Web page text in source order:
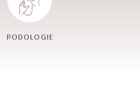
PODOLOGIE